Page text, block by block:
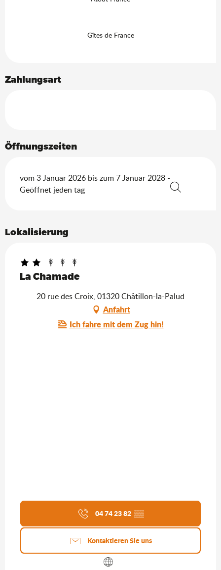
Gîtes de France
Zahlungsart
Öffnungszeiten
vom 3 Januar 2026 bis zum 7 Januar 2028 -
Geöffnet jeden tag
Lokalisierung
La Chamade
20 rue des Croix, 01320 Châtillon-la-Palud
Anfahrt
Ich fahre mit dem Zug hin!
04 74 23 82 ▒▒
Kontaktieren Sie uns